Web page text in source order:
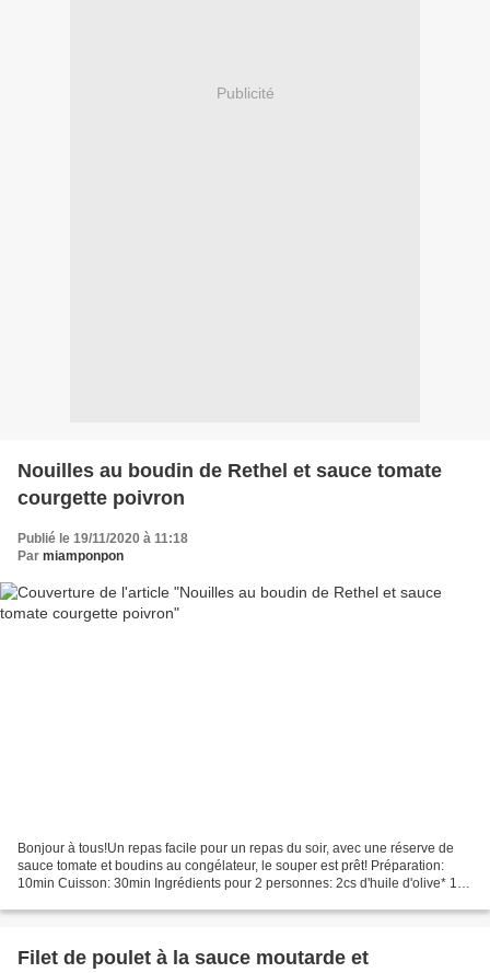
Publicité
Nouilles au boudin de Rethel et sauce tomate
courgette poivron
Publié le 19/11/2020 à 11:18
Par miamponpon
Bonjour à tous!Un repas facile pour un repas du soir, avec une réserve de
sauce tomate et boudins au congélateur, le souper est prêt! Préparation:
10min Cuisson: 30min Ingrédients pour 2 personnes: 2cs d'huile d'olive* 1
Filet de poulet à la sauce moutarde et